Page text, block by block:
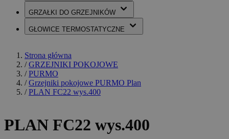
GRZAŁKI DO GRZEJNIKÓW
GŁOWICE TERMOSTATYCZNE
Strona główna
/ GRZEJNIKI POKOJOWE
/ PURMO
/ Grzejniki pokojowe PURMO Plan
/ PLAN FC22 wys.400
PLAN FC22 wys.400